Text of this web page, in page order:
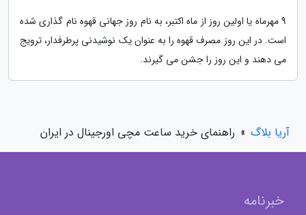
9 مهرماه یا اولین روز از ماه اکتبر، به نام روز جهانی قهوه نام گذاری شده
است. در این روز مصرف قهوه را به عنوان یک نوشیدنی پرطرفدار، ترویج
می دهند و این روز را جشن می گیرند.
آریا بلاگ » راهنمای خرید ساعت مچی اورجینال در ایران
خبرنامه